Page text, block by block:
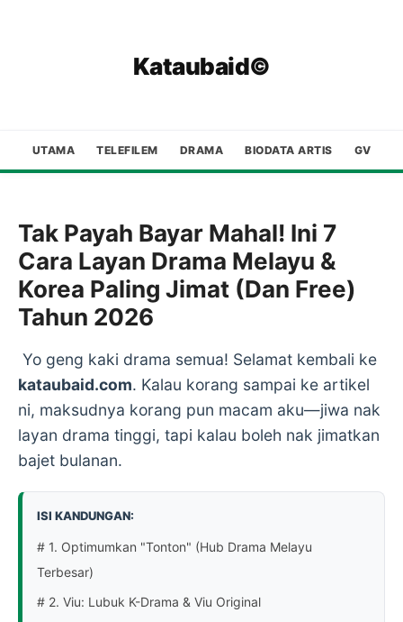
Kataubaid©
UTAMA TELEFILEM DRAMA BIODATA ARTIS GV
Tak Payah Bayar Mahal! Ini 7
Cara Layan Drama Melayu &
Korea Paling Jimat (Dan Free)
Tahun 2026
Yo geng kaki drama semua! Selamat kembali ke
kataubaid.com. Kalau korang sampai ke artikel
ni, maksudnya korang pun macam aku—jiwa nak
layan drama tinggi, tapi kalau boleh nak jimatkan
bajet bulanan.
ISI KANDUNGAN:
# 1. Optimumkan "Tonton" (Hub Drama Melayu
Terbesar)
# 2. Viu: Lubuk K-Drama & Viu Original